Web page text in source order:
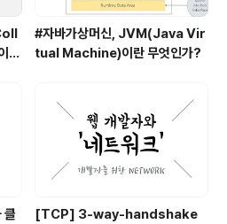
어
#자바가상머신, JVM(Java Vir
tual Machine)이란 무엇인가?
클
[TCP] 3-way-handshake